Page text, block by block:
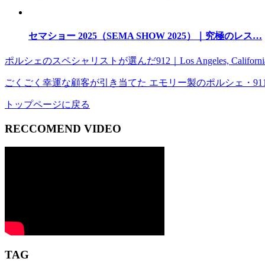
セマショー 2025（SEMA SHOW 2025）｜究極のレス…
ポルシェのスペシャリストが選んだ912｜Los Angeles,
ごくごく幸運な顧客が引き当てた エモリー製のポルシェ・
トップページに戻る
RECCOMEND VIDEO
TAG